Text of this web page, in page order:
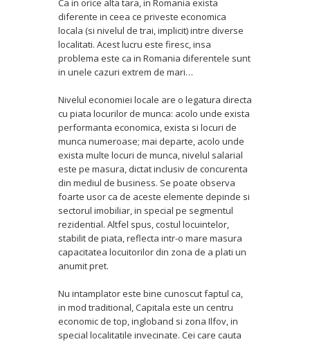
Ca in orice alta tara, in Romania exista
diferente in ceea ce priveste economica
locala (si nivelul de trai, implicit) intre diverse
localitati. Acest lucru este firesc, insa
problema este ca in Romania diferentele sunt
in unele cazuri extrem de mari…
Nivelul economiei locale are o legatura directa
cu piata locurilor de munca: acolo unde exista
performanta economica, exista si locuri de
munca numeroase; mai departe, acolo unde
exista multe locuri de munca, nivelul salarial
este pe masura, dictat inclusiv de concurenta
din mediul de business. Se poate observa
foarte usor ca de aceste elemente depinde si
sectorul imobiliar, in special pe segmentul
rezidential. Altfel spus, costul locuintelor,
stabilit de piata, reflecta intr-o mare masura
capacitatea locuitorilor din zona de a plati un
anumit pret.
Nu intamplator este bine cunoscut faptul ca,
in mod traditional, Capitala este un centru
economic de top, ingloband si zona Ilfov, in
special localitatile invecinate. Cei care cauta